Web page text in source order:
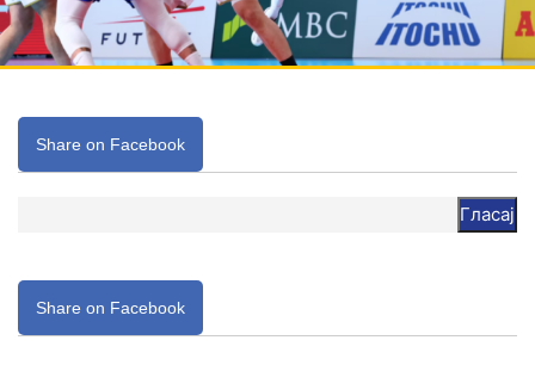
Share on Facebook
Гласај
Share on Facebook